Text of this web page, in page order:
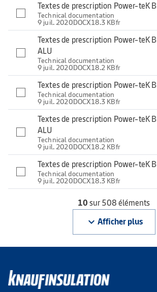
Textes de prescription Power-teK
Technical documentation
9 juil. 2020DOCX18.3 KBfr
Textes de prescription Power-teK
ALU
Technical documentation
9 juil. 2020DOCX18.2 KBfr
Textes de prescription Power-teK
Technical documentation
9 juil. 2020DOCX18.3 KBfr
Textes de prescription Power-teK
ALU
Technical documentation
9 juil. 2020DOCX18.2 KBfr
Textes de prescription Power-teK
Technical documentation
9 juil. 2020DOCX18.3 KBfr
10sur 508 éléments
keyboard_arrow_down Afficher plus